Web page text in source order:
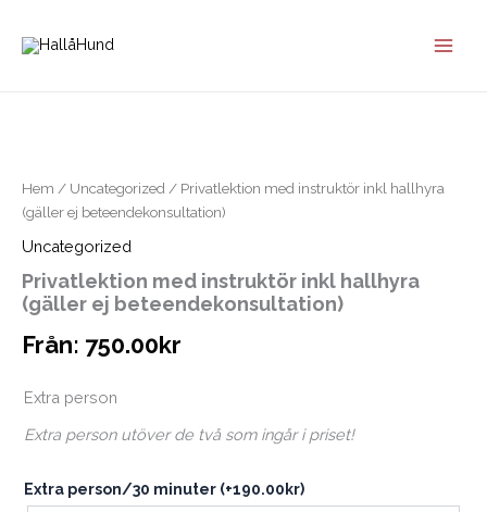
Hem / Uncategorized / Privatlektion med instruktör inkl hallhyra
(gäller ej beteendekonsultation)
Uncategorized
Privatlektion med instruktör inkl hallhyra
(gäller ej beteendekonsultation)
Från: 750.00kr
Extra person
Extra person utöver de två som ingår i priset!
Extra person/30 minuter (+190.00 kr)